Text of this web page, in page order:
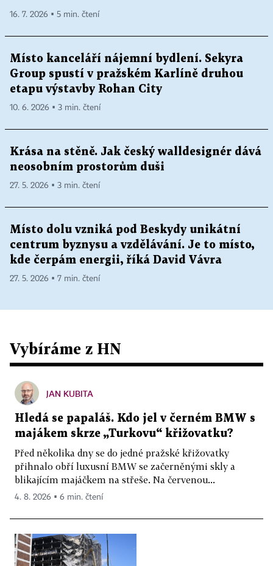
16. 7. 2026 ▪ 5 min. čtení
Místo kanceláří nájemní bydlení. Sekyra
Group spustí v pražském Karlíně druhou
etapu výstavby Rohan City
10. 6. 2026 ▪ 3 min. čtení
Krása na stěně. Jak český walldesignér dává
neosobním prostorům duši
27. 5. 2026 ▪ 3 min. čtení
Místo dolu vzniká pod Beskydy unikátní
centrum byznysu a vzdělávání. Je to místo,
kde čerpám energii, říká David Vávra
27. 5. 2026 ▪ 7 min. čtení
Vybíráme z HN
JAN KUBITA
Hledá se papaláš. Kdo jel v černém BMW s
majákem skrze „Turkovu“ křižovatku?
Před několika dny se do jedné pražské křižovatky
přihnalo obří luxusní BMW se začerněnými skly a
blikajícím majáčkem na střeše. Na červenou...
4. 8. 2026 ▪ 6 min. čtení